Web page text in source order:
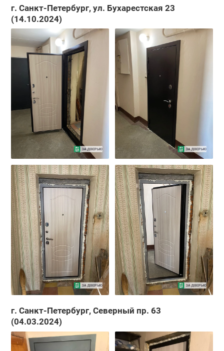
г. Санкт-Петербург, ул. Бухарестская 23
(14.10.2024)
г. Санкт-Петербург, Северный пр. 63
(04.03.2024)